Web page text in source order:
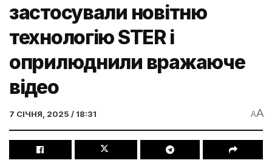
застосували новітню
технологію STER і
оприлюднили вражаюче
відео
7 СІЧНЯ, 2025 / 18:31 AA